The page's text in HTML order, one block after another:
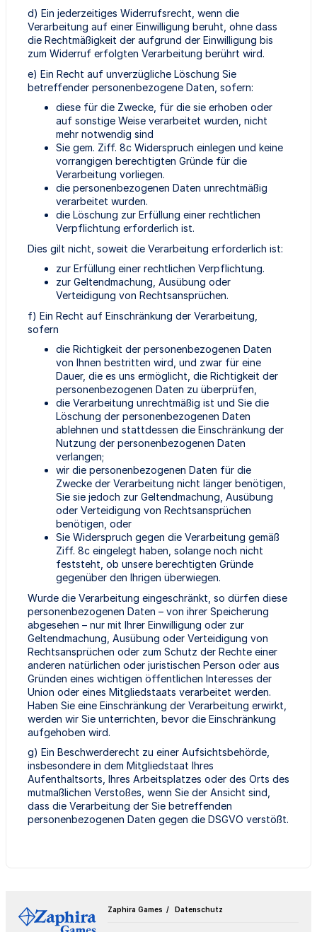
d) Ein jederzeitiges Widerrufsrecht, wenn die
Verarbeitung auf einer Einwilligung beruht, ohne dass
die Rechtmäßigkeit der aufgrund der Einwilligung bis
zum Widerruf erfolgten Verarbeitung berührt wird.
e) Ein Recht auf unverzügliche Löschung Sie
betreffender personenbezogene Daten, sofern:
diese für die Zwecke, für die sie erhoben oder
auf sonstige Weise verarbeitet wurden, nicht
mehr notwendig sind
Sie gem. Ziff. 8c Widerspruch einlegen und keine
vorrangigen berechtigten Gründe für die
Verarbeitung vorliegen.
die personenbezogenen Daten unrechtmäßig
verarbeitet wurden.
die Löschung zur Erfüllung einer rechtlichen
Verpflichtung erforderlich ist.
Dies gilt nicht, soweit die Verarbeitung erforderlich ist:
zur Erfüllung einer rechtlichen Verpflichtung.
zur Geltendmachung, Ausübung oder
Verteidigung von Rechtsansprüchen.
f) Ein Recht auf Einschränkung der Verarbeitung,
sofern
die Richtigkeit der personenbezogenen Daten
von Ihnen bestritten wird, und zwar für eine
Dauer, die es uns ermöglicht, die Richtigkeit der
personenbezogenen Daten zu überprüfen,
die Verarbeitung unrechtmäßig ist und Sie die
Löschung der personenbezogenen Daten
ablehnen und stattdessen die Einschränkung der
Nutzung der personenbezogenen Daten
verlangen;
wir die personenbezogenen Daten für die
Zwecke der Verarbeitung nicht länger benötigen,
Sie sie jedoch zur Geltendmachung, Ausübung
oder Verteidigung von Rechtsansprüchen
benötigen, oder
Sie Widerspruch gegen die Verarbeitung gemäß
Ziff. 8c eingelegt haben, solange noch nicht
feststeht, ob unsere berechtigten Gründe
gegenüber den Ihrigen überwiegen.
Wurde die Verarbeitung eingeschränkt, so dürfen diese
personenbezogenen Daten – von ihrer Speicherung
abgesehen – nur mit Ihrer Einwilligung oder zur
Geltendmachung, Ausübung oder Verteidigung von
Rechtsansprüchen oder zum Schutz der Rechte einer
anderen natürlichen oder juristischen Person oder aus
Gründen eines wichtigen öffentlichen Interesses der
Union oder eines Mitgliedstaats verarbeitet werden.
Haben Sie eine Einschränkung der Verarbeitung erwirkt,
werden wir Sie unterrichten, bevor die Einschränkung
aufgehoben wird.
g) Ein Beschwerderecht zu einer Aufsichtsbehörde,
insbesondere in dem Mitgliedstaat Ihres
Aufenthaltsorts, Ihres Arbeitsplatzes oder des Orts des
mutmaßlichen Verstoßes, wenn Sie der Ansicht sind,
dass die Verarbeitung der Sie betreffenden
personenbezogenen Daten gegen die DSGVO verstößt.
Zaphira Games Datenschutz